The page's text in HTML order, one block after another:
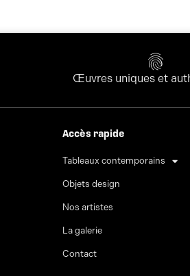
Œuvres uniques et
Accès rapide
Tableaux contemporains
Objets design
Nos artistes
La galerie
Contact